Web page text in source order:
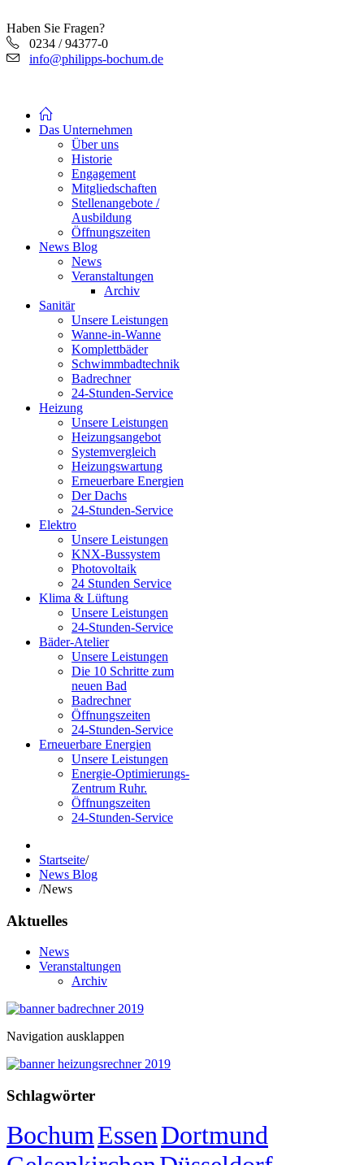
Haben Sie Fragen?
0234 / 94377-0
info@philipps-bochum.de
Das Unternehmen
Über uns
Historie
Engagement
Mitgliedschaften
Stellenangebote /
Ausbildung
Öffnungszeiten
News Blog
News
Veranstaltungen
Archiv
Sanitär
Unsere Leistungen
Wanne-in-Wanne
Komplettbäder
Schwimmbadtechnik
Badrechner
24-Stunden-Service
Heizung
Unsere Leistungen
Heizungsangebot
Systemvergleich
Heizungswartung
Erneuerbare Energien
Der Dachs
24-Stunden-Service
Elektro
Unsere Leistungen
KNX-Bussystem
Photovoltaik
24 Stunden Service
Klima & Lüftung
Unsere Leistungen
24-Stunden-Service
Bäder-Atelier
Unsere Leistungen
Die 10 Schritte zum
neuen Bad
Badrechner
Öffnungszeiten
24-Stunden-Service
Erneuerbare Energien
Unsere Leistungen
Energie-Optimierungs-
Zentrum Ruhr.
Öffnungszeiten
24-Stunden-Service
Startseite/
News Blog
/News
Aktuelles
News
Veranstaltungen
Archiv
Navigation ausklappen
Schlagwörter
BochumEssenDortmund